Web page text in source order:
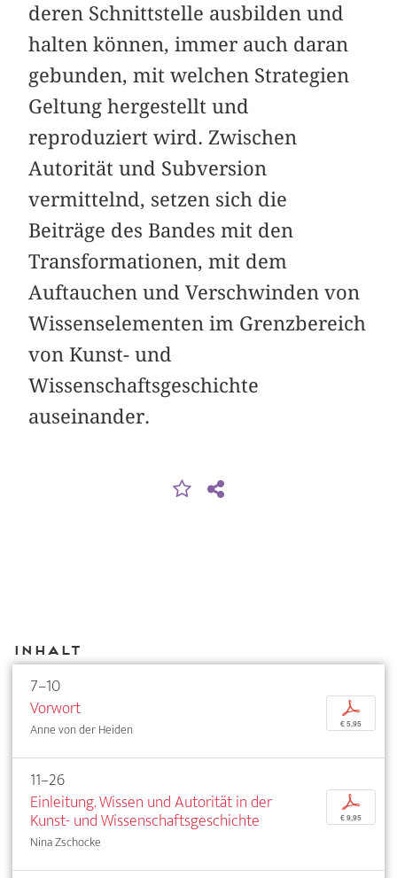
deren Schnittstelle ausbilden und
halten können, immer auch daran
gebunden, mit welchen Strategien
Geltung hergestellt und
reproduziert wird. Zwischen
Autorität und Subversion
vermittelnd, setzen sich die
Beiträge des Bandes mit den
Transformationen, mit dem
Auftauchen und Verschwinden von
Wissenselementen im Grenzbereich
von Kunst- und
Wissenschaftsgeschichte
auseinander.
Inhalt
7–10
Vorwort
Anne von der Heiden
p
€ 5,95
11–26
Einleitung. Wissen und Autorität in der
Kunst- und Wissenschaftsgeschichte
Nina Zschocke
p
€ 9,95